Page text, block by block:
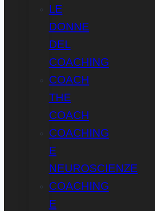
LE
DONNE
DEL
COACHING
COACH
THE
COACH
COACHING
E
NEUROSCIENZE
COACHING
E